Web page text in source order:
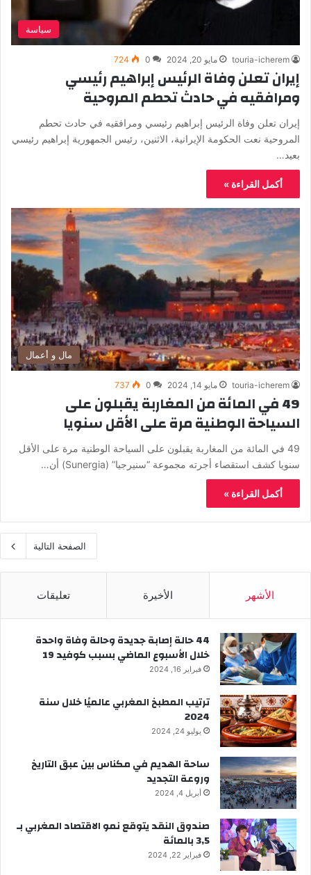
سياسة
touria-icherem مايو 20, 2024 0
724
إيران تعلن وفاة الرئيس إبراهيم رئيسي
ومرافقيه في حادث تحطم المروحية
إيران تعلن وفاة الرئيس إبراهيم رئيسي ومرافقيه في حادث تحطم
المروحية نعت الحكومة الإيرانية، الاثنين، رئيس الجمهورية إبراهيم رئيسي
بعيد…
أكمل القراءة »
مال و أعمال
touria-icherem مايو 14, 2024 0
737
49 في المائة من المغاربة يقبلون على
السياحة الوطنية مرة على الأقل سنويا
49 في المائة من المغاربة يقبلون على السياحة الوطنية مرة على الأقل
سنويا كشف استقصاء أجرته مجموعة “سنيرجيا” (Sunergia) أن…
أكمل القراءة »
الصفحة التالية
الأشهر الأخيرة تعليقات
44 حالة إصابة جديدة وحالة وفاة واحدة
خلال الأسبوع الماضي بسبب كوفيد 19
فبراير 16, 2024
ترتيب المطبخ المغربي عالميًا خلال سنة
2024
يوليو 24, 2024
ساحة الهديم في مكناس بين عبق التاريخ
وروعة التجديد
أبريل 4, 2024
صندوق النقد يتوقع نمو الاقتصاد المغربي بـ
3,5 بالمائة
فبراير 22, 2024